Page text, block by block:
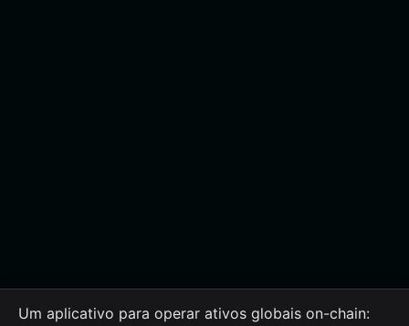
Um aplicativo para operar ativos globais on-chain: